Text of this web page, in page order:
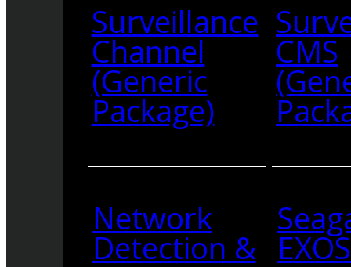
Surveillance
Channel
(Generic
Package)
CMS
Network
Detection & EXOS